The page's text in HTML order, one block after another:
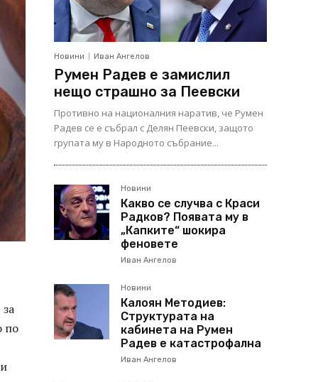
по
Новини Иван Ангелов
Румен Радев е замислил
нещо страшно за Пеевски
Противно на националния наратив, че Румен
Радев се е събрал с Делян Пеевски, защото
групата му в Народното събрание...
Новини
Какво се случва с Краси
Радков? Появата му в
„Капките“ шокира
феновете
Иван Ангелов
Новини
Калоян Методиев:
Структурата на
кабинета на Румен
Радев е катастрофална
Иван Ангелов